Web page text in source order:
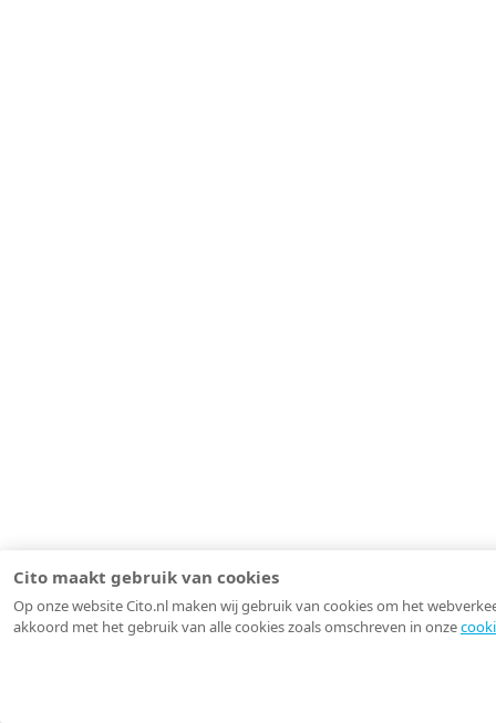
Cito maakt gebruik van cookies
Op onze website Cito.nl maken wij gebruik van cookies om het
akkoord met het gebruik van alle cookies zoals omschreven in onze